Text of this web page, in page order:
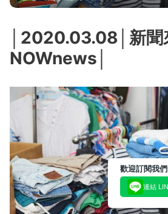
│2020.03.08│新聞
NOWnews│
連結